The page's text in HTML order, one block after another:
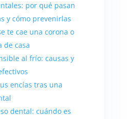
por qué pasan
y cómo prevenirlas
te cae una corona o
de casa
al frío: causas y
encías tras una
dental: cuándo es